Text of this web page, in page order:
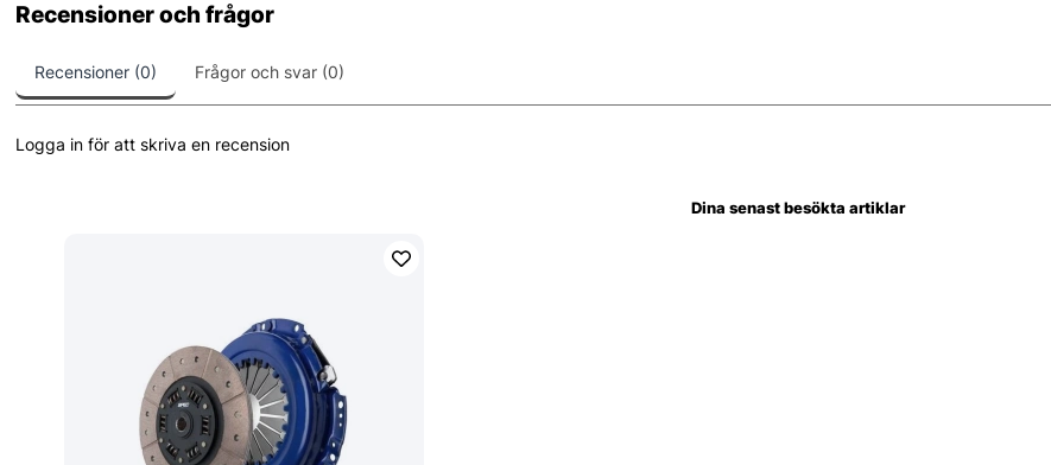
Recensioner och frågor
Recensioner (0) Frågor och svar (0)
Logga in för att skriva en recension
Dina senast besökta artiklar